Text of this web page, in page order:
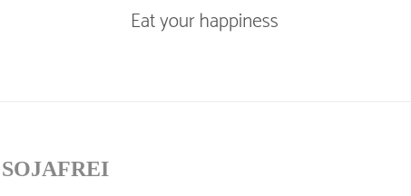
SOJAFREI